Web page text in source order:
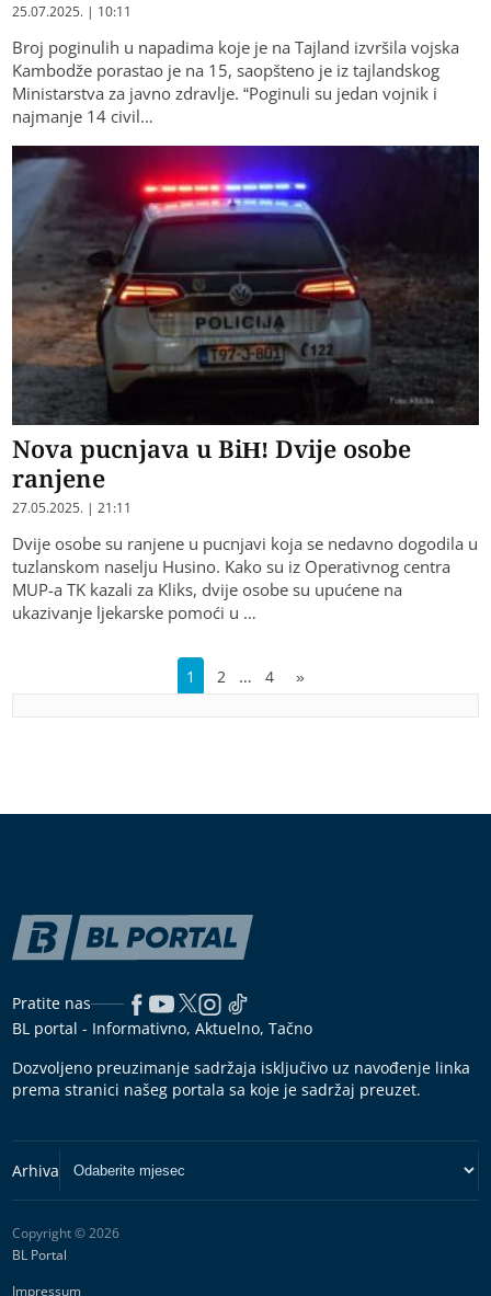
25.07.2025. | 10:11
Broj poginulih u napadima koje je na Tajland izvršila vojska
Kambodže porastao je na 15, saopšteno je iz tajlandskog
Ministarstva za javno zdravlje. “Poginuli su jedan vojnik i
najmanje 14 civil…
Nova pucnjava u BiH! Dvije osobe
ranjene
27.05.2025. | 21:11
Dvije osobe su ranjene u pucnjavi koja se nedavno dogodila u
tuzlanskom naselju Husino. Kako su iz Operativnog centra
MUP-a TK kazali za Kliks, dvije osobe su upućene na
ukazivanje ljekarske pomoći u …
1 2 … 4 »
Pratite nas
BL portal - Informativno, Aktuelno, Tačno
Dozvoljeno preuzimanje sadržaja isključivo uz navođenje linka
prema stranici našeg portala sa koje je sadržaj preuzet.
Copyright © 2026
BL Portal
Impressum